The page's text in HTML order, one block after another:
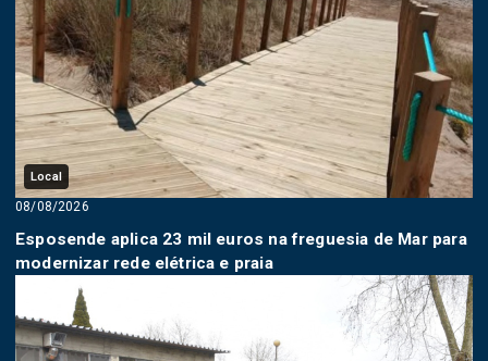
Local
08/08/2026
Esposende aplica 23 mil euros na freguesia de Mar para
modernizar rede elétrica e praia